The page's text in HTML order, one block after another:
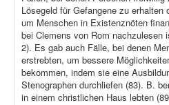
Lösegeld für Gefangene zu
um Menschen in Existenznöten
bei Clemens von Rom nachzulesen
2). Es gab auch Fälle, bei denen
erstrebten, um bessere
bekommen, indem sie eine
Stenographen durchliefen (83). B.
in einem christlichen Haus lebten